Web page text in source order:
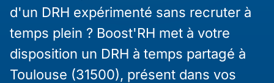
d'un DRH expérimenté sans recruter à
temps plein ? Boost'RH met à votre
disposition un DRH à temps partagé à
Toulouse (31500), présent dans vos